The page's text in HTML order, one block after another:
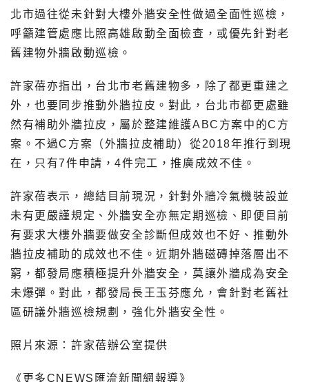
北市過往從未針對大樓外牆安全性做過全面性巡檢，
呼籲建管處應比照高雄啟動全面檢查，或優先針對老
舊建物外牆啟動巡檢。
許家蓓亦指出，台北市老舊建物多，除了都更重建之
外，也要同步推動外牆拉皮。對此，台北市都更處雖
然有補助外牆拉皮，屬於整建維護ABC方案中的C方
案。不過C方案（外牆拉皮補助）從2018年推行到現
在，只有7件申請，4件完工，推廣成效不佳。
許家蓓表示，總結目前現況，針對外牆冷氣機裝設並
未有更嚴謹規定、外牆安全亦無定期巡檢、即便目前
有要求大樓外牆要做安全診斷但成效也不好、推動外
牆拉皮補助的成效也不佳。近期外牆磁磚掉落層出不
窮，都發局應積極提升外牆安全，莫讓外牆成為安全
未爆彈。對此，都發局長王玉芬應允，會針對老舊社
區研議外牆巡檢規劃，強化外牆安全性。
照片來源：許家蓓辦公室提供
《更多CNEWS匯流新聞網報導》